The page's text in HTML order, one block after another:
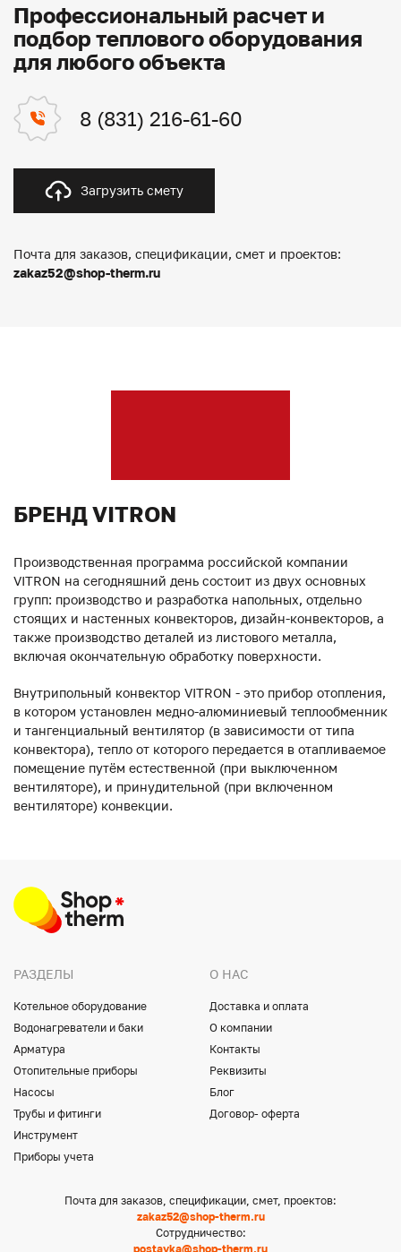
Профессиональный расчет и
подбор теплового оборудования
для любого объекта
8 (831) 216-61-60
Загрузить смету
Почта для заказов, спецификации, смет и проектов:
zakaz52@shop-therm.ru
БРЕНД VITRON
Производственная программа российской компании
VITRON на сегодняшний день состоит из двух основных
групп: производство и разработка напольных, отдельно
стоящих и настенных конвекторов, дизайн-конвекторов, а
также производство деталей из листового металла,
включая окончательную обработку поверхности.
Внутрипольный конвектор VITRON - это прибор отопления,
в котором установлен медно-алюминиевый теплообменник
и тангенциальный вентилятор (в зависимости от типа
конвектора), тепло от которого передается в отапливаемое
помещение путём естественной (при выключенном
вентиляторе), и принудительной (при включенном
вентиляторе) конвекции.
РАЗДЕЛЫ
Котельное оборудование
Водонагреватели и баки
Арматура
Отопительные приборы
Насосы
Трубы и фитинги
Инструмент
Приборы учета
О НАС
Доставка и оплата
О компании
Контакты
Реквизиты
Блог
Договор- оферта
Почта для заказов, спецификации, смет, проектов:
zakaz52@shop-therm.ru
Сотрудничество:
postavka@shop-therm.ru